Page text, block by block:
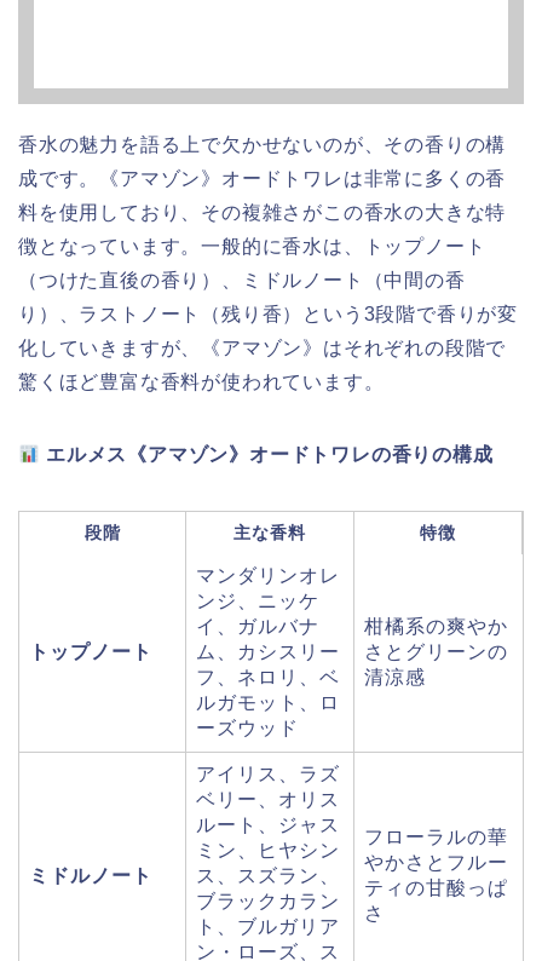
香水の魅力を語る上で欠かせないのが、その香りの構
成です。《アマゾン》オードトワレは非常に多くの香
料を使用しており、その複雑さがこの香水の大きな特
徴となっています。一般的に香水は、トップノート
（つけた直後の香り）、ミドルノート（中間の香
り）、ラストノート（残り香）という3段階で香りが変
化していきますが、《アマゾン》はそれぞれの段階で
驚くほど豊富な香料が使われています。
エルメス《アマゾン》オードトワレの香りの構成
段階 主な香料 特徴
トップノート
マンダリンオレ
ンジ、ニッケ
イ、ガルバナ
ム、カシスリー
フ、ネロリ、ベ
ルガモット、ロ
ーズウッド
柑橘系の爽やか
さとグリーンの
清涼感
ミドルノート
アイリス、ラズ
ベリー、オリス
ルート、ジャス
ミン、ヒヤシン
ス、スズラン、
ブラックカラン
ト、ブルガリア
ン・ローズ、ス
フローラルの華
やかさとフルー
ティの甘酸っぱ
さ